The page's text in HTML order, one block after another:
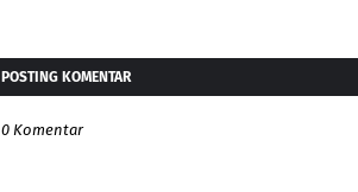
POSTING KOMENTAR
0 Komentar